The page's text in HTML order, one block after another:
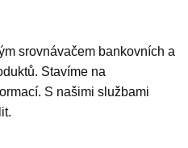
srovnávačem bankovních a
Stavíme na
S našimi službami